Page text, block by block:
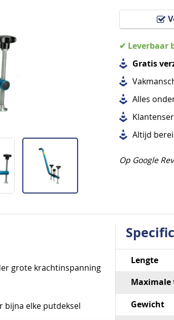
✔ Leverbaar
Gratis
Alles
Altijd
Op Google
grote krachtinspanning
bijna elke putdeksel
Specificaties
Lengte
Gewicht